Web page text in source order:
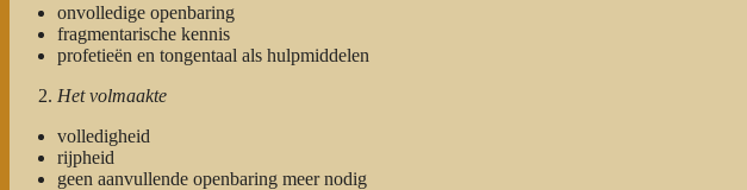
onvolledige openbaring
fragmentarische kennis
profetieën en tongentaal als hulpmiddelen
Het volmaakte
volledigheid
rijpheid
geen aanvullende openbaring meer nodig